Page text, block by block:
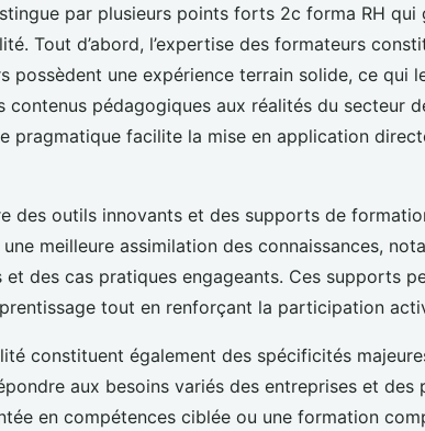
par plusieurs points forts 2c forma RH qui
Tout d’abord, l’expertise des formateurs
possèdent une expérience terrain solide, ce qui
contenus pédagogiques aux réalités du secteur
pragmatique facilite la mise en application
des outils innovants et des supports de
meilleure assimilation des connaissances,
et des cas pratiques engageants. Ces supports
tout en renforçant la participation
constituent également des spécificités
aux besoins variés des entreprises et des
en compétences ciblée ou une formation